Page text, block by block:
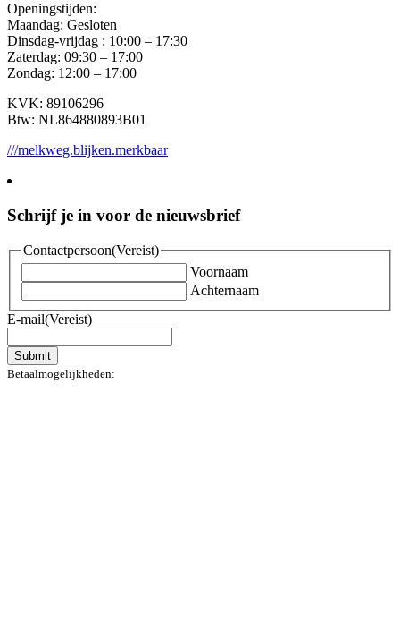
Openingstijden:
Maandag: Gesloten
Dinsdag-vrijdag : 10:00 – 17:30
Zaterdag: 09:30 – 17:00
Zondag: 12:00 – 17:00
KVK: 89106296
Btw: NL864880893B01
///melkweg.blijken.merkbaar
Schrijf je in voor de nieuwsbrief
Contactpersoon(Vereist)
Voornaam
Achternaam
E-mail(Vereist)
Submit
Betaalmogelijkheden: